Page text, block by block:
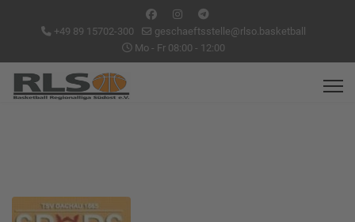
+49 89 15702-300
geschaeftsstelle@rlso.basketball
Mo - Fr 08:00 - 12:00